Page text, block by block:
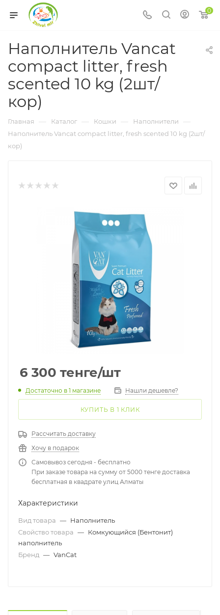
0
Наполнитель Vancat
compact litter, fresh
scented 10 kg (2шт/
кор)
Главная — Каталог — Кошки — Наполнители —
Наполнитель Vancat compact litter, fresh scented 10 kg (2шт/
кор)
6 300 тенге/шт
Достаточно в 1 магазине Нашли дешевле?
КУПИТЬ В 1 КЛИК
Рассчитать доставку
Хочу в подарок
Самовывоз сегодня - бесплатно
При заказе товара на сумму от 5000 тенге доставка
бесплатная в квадрате улиц Алматы
Характеристики
Вид товара — Наполнитель
Свойство товара — Комкующийся (Бентонит)
наполнитель
Бренд — VanCat